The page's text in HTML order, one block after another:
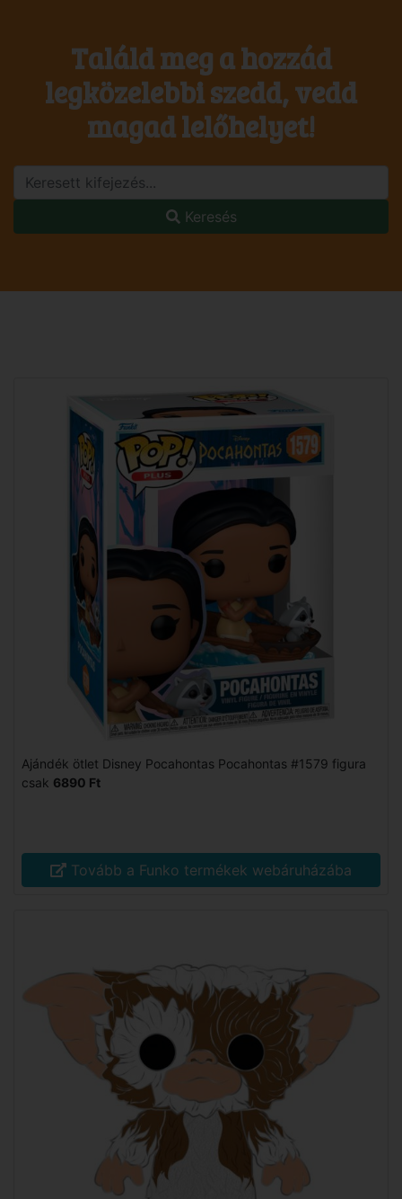
Találd meg a hozzád
legközelebbi szedd, vedd
magad lelőhelyet!
Keresés
Ajándék ötlet Disney Pocahontas Pocahontas #1579 figura
csak 6890 Ft
Tovább a Funko termékek webáruházába